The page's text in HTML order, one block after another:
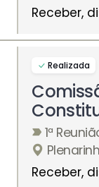
Receber,
Realizada
1ª
Receber,